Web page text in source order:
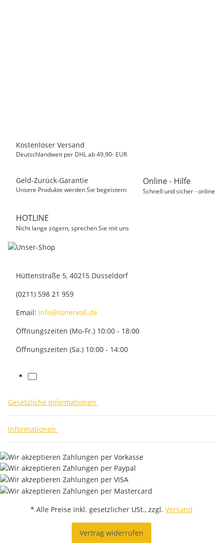
Kostenloser Versand
Deutschlandweit per DHL ab 49,90- EUR
Geld-Zurück-Garantie
Unsere Produkte werden Sie begeistern
Online - Hilfe
Schnell und sicher - online
HOTLINE
Nicht lange zögern, sprechen Sie mit uns
Hüttenstraße 5, 40215 Düsseldorf
(0211) 598 21 959
Email: info@tonervoll.de
Öffnungszeiten (Mo-Fr.) 10:00 - 18:00
Öffnungszeiten (Sa.) 10:00 - 14:00
facebook
Gesetzliche Informationen
Informationen
* Alle Preise inkl. gesetzlicher USt., zzgl. Versand
Vertrag widerrufen